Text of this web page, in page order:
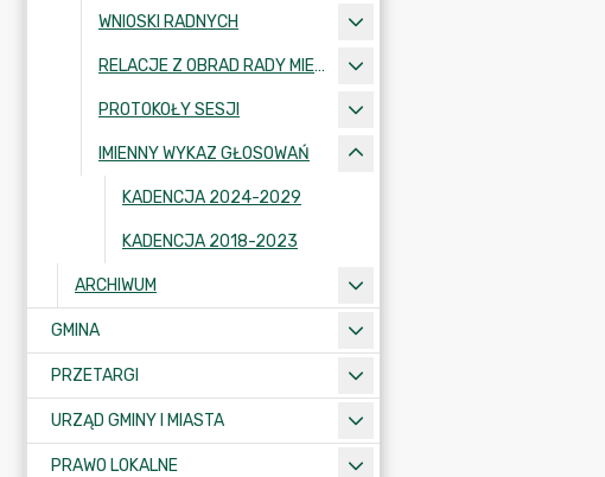
WNIOSKI RADNYCH
RELACJE Z OBRAD RADY MIEJSKIEJ W KRAJENCE
PROTOKOŁY SESJI
IMIENNY WYKAZ GŁOSOWAŃ
KADENCJA 2024-2029
KADENCJA 2018-2023
ARCHIWUM
GMINA
PRZETARGI
URZĄD GMINY I MIASTA
PRAWO LOKALNE